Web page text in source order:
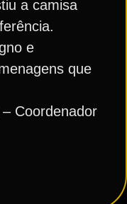
a camisa
e
que
Coordenador